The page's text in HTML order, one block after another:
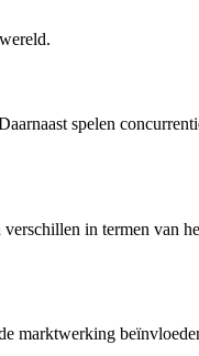
spelen
in termen van
marktwerking